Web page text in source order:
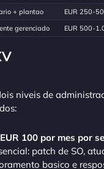
+ plantao
EUR 250-
gerenciado
EUR 500-
niveis de
100 por mes por
patch de SO,
basico e